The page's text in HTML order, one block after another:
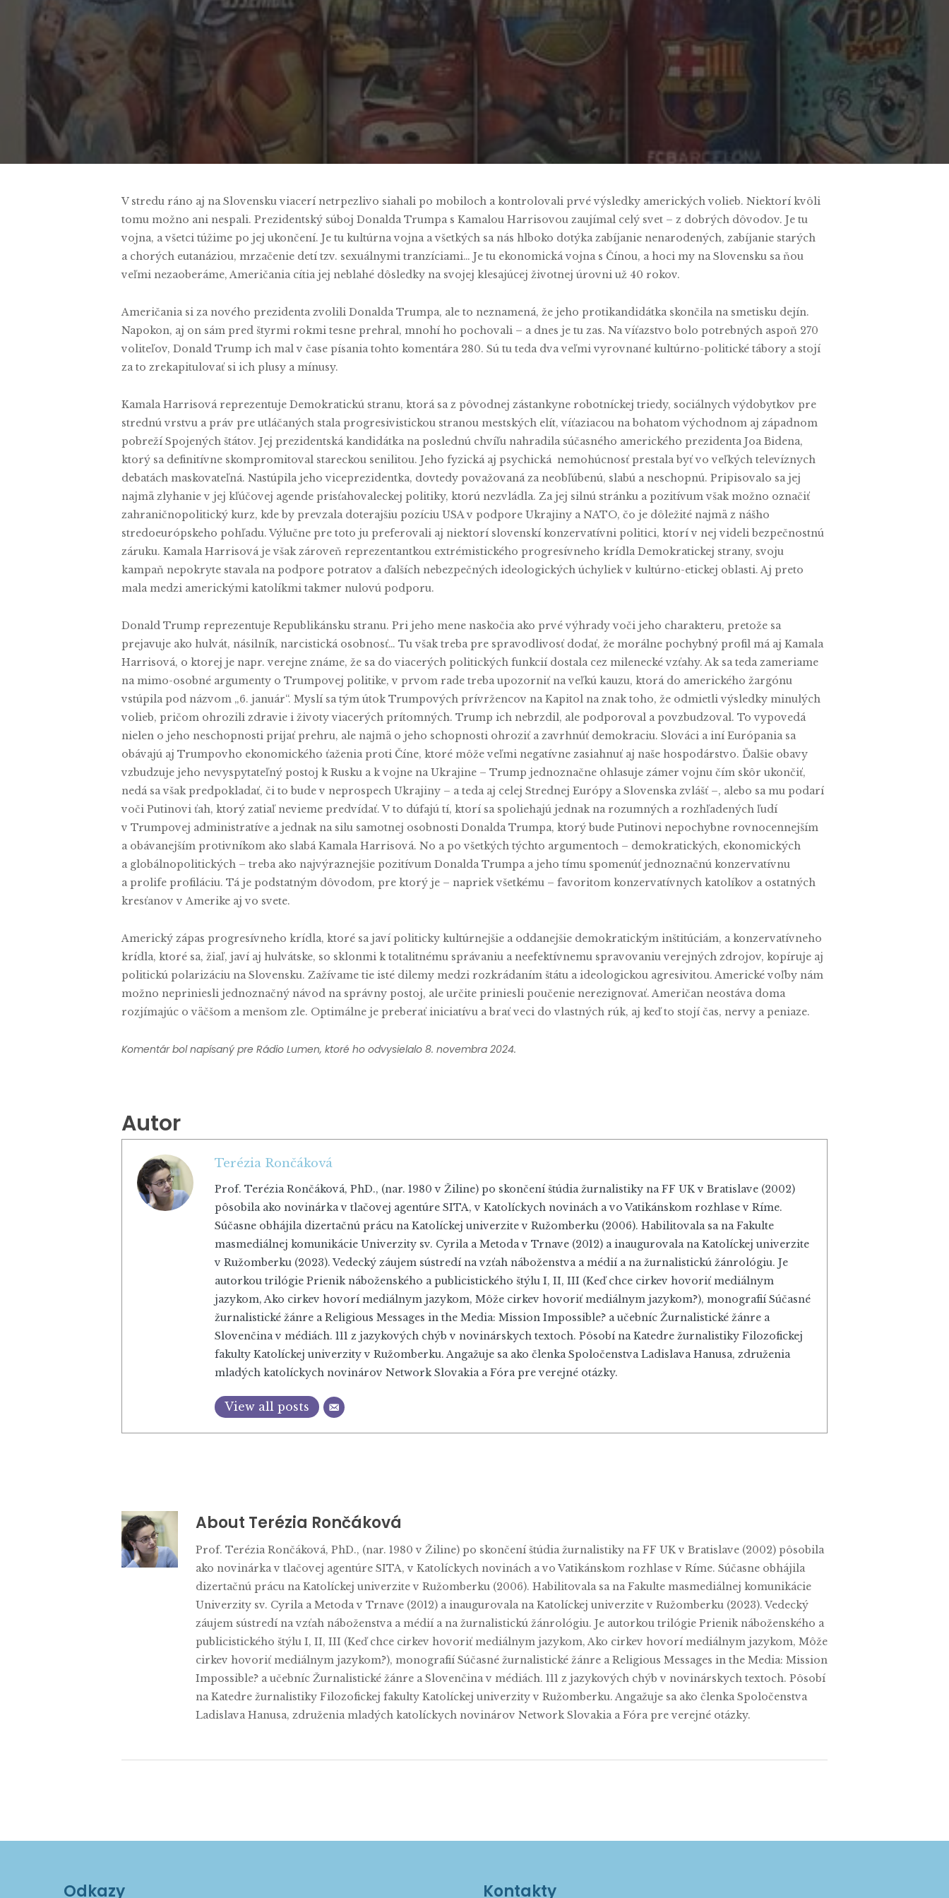
Terézia Rončáková No Comments
V stredu ráno aj na Slovensku viacerí netrpezlivo siahali po mobiloch a kontrolovali prvé výsledky amerických volieb. Niektorí kvôli
tomu možno ani nespali. Prezidentský súboj Donalda Trumpa s Kamalou Harrisovou zaujímal celý svet – z dobrých dôvodov. Je tu
vojna, a všetci túžime po jej ukončení. Je tu kultúrna vojna a všetkých sa nás hlboko dotýka zabíjanie nenarodených, zabíjanie starých
a chorých eutanáziou, mrzačenie detí tzv. sexuálnymi tranzíciami… Je tu ekonomická vojna s Čínou, a hoci my na Slovensku sa ňou
veľmi nezaoberáme, Američania cítia jej neblahé dôsledky na svojej klesajúcej životnej úrovni už 40 rokov.
Američania si za nového prezidenta zvolili Donalda Trumpa, ale to neznamená, že jeho protikandidátka skončila na smetisku dejín.
Napokon, aj on sám pred štyrmi rokmi tesne prehral, mnohí ho pochovali – a dnes je tu zas. Na víťazstvo bolo potrebných aspoň 270
voliteľov, Donald Trump ich mal v čase písania tohto komentára 280. Sú tu teda dva veľmi vyrovnané kultúrno-politické tábory a stojí
za to zrekapitulovať si ich plusy a mínusy.
Kamala Harrisová reprezentuje Demokratickú stranu, ktorá sa z pôvodnej zástankyne robotníckej triedy, sociálnych výdobytkov pre
strednú vrstvu a práv pre utláčaných stala progresivistickou stranou mestských elít, víťaziacou na bohatom východnom aj západnom
pobreží Spojených štátov. Jej prezidentská kandidátka na poslednú chvíľu nahradila súčasného amerického prezidenta Joa Bidena,
ktorý sa definitívne skompromitoval stareckou senilitou. Jeho fyzická aj psychická nemohúcnosť prestala byť vo veľkých televíznych
debatách maskovateľná. Nastúpila jeho viceprezidentka, dovtedy považovaná za neobľúbenú, slabú a neschopnú. Pripisovalo sa jej
najmä zlyhanie v jej kľúčovej agende prisťahovaleckej politiky, ktorú nezvládla. Za jej silnú stránku a pozitívum však možno označiť
zahraničnopolitický kurz, kde by prevzala doterajšiu pozíciu USA v podpore Ukrajiny a NATO, čo je dôležité najmä z nášho
stredoeurópskeho pohľadu. Výlučne pre toto ju preferovali aj niektorí slovenskí konzervatívni politici, ktorí v nej videli bezpečnostnú
záruku. Kamala Harrisová je však zároveň reprezentantkou extrémistického progresívneho krídla Demokratickej strany, svoju
kampaň nepokryte stavala na podpore potratov a ďalších nebezpečných ideologických úchyliek v kultúrno-etickej oblasti. Aj preto
mala medzi americkými katolíkmi takmer nulovú podporu.
Donald Trump reprezentuje Republikánsku stranu. Pri jeho mene naskočia ako prvé výhrady voči jeho charakteru, pretože sa
prejavuje ako hulvát, násilník, narcistická osobnosť… Tu však treba pre spravodlivosť dodať, že morálne pochybný profil má aj Kamala
Harrisová, o ktorej je napr. verejne známe, že sa do viacerých politických funkcií dostala cez milenecké vzťahy. Ak sa teda zameriame
na mimo-osobné argumenty o Trumpovej politike, v prvom rade treba upozorniť na veľkú kauzu, ktorá do amerického žargónu
vstúpila pod názvom „6. január“. Myslí sa tým útok Trumpových prívržencov na Kapitol na znak toho, že odmietli výsledky minulých
volieb, pričom ohrozili zdravie i životy viacerých prítomných. Trump ich nebrzdil, ale podporoval a povzbudzoval. To vypovedá
nielen o jeho neschopnosti prijať prehru, ale najmä o jeho schopnosti ohroziť a zavrhnúť demokraciu. Slováci a iní Európania sa
obávajú aj Trumpovho ekonomického ťaženia proti Číne, ktoré môže veľmi negatívne zasiahnuť aj naše hospodárstvo. Ďalšie obavy
vzbudzuje jeho nevyspytateľný postoj k Rusku a k vojne na Ukrajine – Trump jednoznačne ohlasuje zámer vojnu čím skôr ukončiť,
nedá sa však predpokladať, či to bude v neprospech Ukrajiny – a teda aj celej Strednej Európy a Slovenska zvlášť –, alebo sa mu podarí
voči Putinovi ťah, ktorý zatiaľ nevieme predvídať. V to dúfajú tí, ktorí sa spoliehajú jednak na rozumných a rozhľadených ľudí
v Trumpovej administratíve a jednak na silu samotnej osobnosti Donalda Trumpa, ktorý bude Putinovi nepochybne rovnocennejším
a obávanejším protivníkom ako slabá Kamala Harrisová. No a po všetkých týchto argumentoch – demokratických, ekonomických
a globálnopolitických – treba ako najvýraznejšie pozitívum Donalda Trumpa a jeho tímu spomenúť jednoznačnú konzervatívnu
a prolife profiláciu. Tá je podstatným dôvodom, pre ktorý je – napriek všetkému – favoritom konzervatívnych katolíkov a ostatných
kresťanov v Amerike aj vo svete.
Americký zápas progresívneho krídla, ktoré sa javí politicky kultúrnejšie a oddanejšie demokratickým inštitúciám, a konzervatívneho
krídla, ktoré sa, žiaľ, javí aj hulvátske, so sklonmi k totalitnému správaniu a neefektívnemu spravovaniu verejných zdrojov, kopíruje aj
politickú polarizáciu na Slovensku. Zažívame tie isté dilemy medzi rozkrádaním štátu a ideologickou agresivitou. Americké voľby nám
možno nepriniesli jednoznačný návod na správny postoj, ale určite priniesli poučenie nerezignovať. Američan neostáva doma
rozjímajúc o väčšom a menšom zle. Optimálne je preberať iniciatívu a brať veci do vlastných rúk, aj keď to stojí čas, nervy a peniaze.
Komentár bol napísaný pre Rádio Lumen, ktoré ho odvysielalo 8. novembra 2024.
Autor
Terézia Rončáková
Prof. Terézia Rončáková, PhD., (nar. 1980 v Žiline) po skončení štúdia žurnalistiky na FF UK v Bratislave (2002)
pôsobila ako novinárka v tlačovej agentúre SITA, v Katolíckych novinách a vo Vatikánskom rozhlase v Ríme.
Súčasne obhájila dizertačnú prácu na Katolíckej univerzite v Ružomberku (2006). Habilitovala sa na Fakulte
masmediálnej komunikácie Univerzity sv. Cyrila a Metoda v Trnave (2012) a inaugurovala na Katolíckej univerzite
v Ružomberku (2023). Vedecký záujem sústredí na vzťah náboženstva a médií a na žurnalistickú žánrológiu. Je
autorkou trilógie Prienik náboženského a publicistického štýlu I, II, III (Keď chce cirkev hovoriť mediálnym
jazykom, Ako cirkev hovorí mediálnym jazykom, Môže cirkev hovoriť mediálnym jazykom?), monografií Súčasné
žurnalistické žánre a Religious Messages in the Media: Mission Impossible? a učebníc Žurnalistické žánre a
Slovenčina v médiách. 111 z jazykových chýb v novinárskych textoch. Pôsobí na Katedre žurnalistiky Filozofickej
fakulty Katolíckej univerzity v Ružomberku. Angažuje sa ako členka Spoločenstva Ladislava Hanusa, združenia
mladých katolíckych novinárov Network Slovakia a Fóra pre verejné otázky.
View all posts
About Terézia Rončáková
Prof. Terézia Rončáková, PhD., (nar. 1980 v Žiline) po skončení štúdia žurnalistiky na FF UK v Bratislave (2002) pôsobila
ako novinárka v tlačovej agentúre SITA, v Katolíckych novinách a vo Vatikánskom rozhlase v Ríme. Súčasne obhájila
dizertačnú prácu na Katolíckej univerzite v Ružomberku (2006). Habilitovala sa na Fakulte masmediálnej komunikácie
Univerzity sv. Cyrila a Metoda v Trnave (2012) a inaugurovala na Katolíckej univerzite v Ružomberku (2023). Vedecký
záujem sústredí na vzťah náboženstva a médií a na žurnalistickú žánrológiu. Je autorkou trilógie Prienik náboženského a
publicistického štýlu I, II, III (Keď chce cirkev hovoriť mediálnym jazykom, Ako cirkev hovorí mediálnym jazykom, Môže
cirkev hovoriť mediálnym jazykom?), monografií Súčasné žurnalistické žánre a Religious Messages in the Media: Mission
Impossible? a učebníc Žurnalistické žánre a Slovenčina v médiách. 111 z jazykových chýb v novinárskych textoch. Pôsobí
na Katedre žurnalistiky Filozofickej fakulty Katolíckej univerzity v Ružomberku. Angažuje sa ako členka Spoločenstva
Ladislava Hanusa, združenia mladých katolíckych novinárov Network Slovakia a Fóra pre verejné otázky.
Odkazy Kontakty